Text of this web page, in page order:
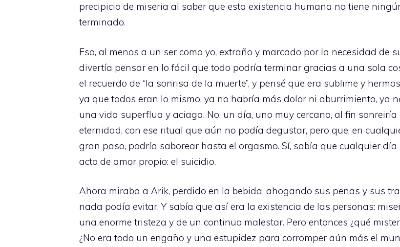
precipicio de miseria al saber que esta existencia humana no tiene
terminado.
Eso, al menos a un ser como yo, extraño y marcado por la necesidad de
divertía pensar en lo fácil que todo podría terminar gracias a una sola
el recuerdo de “la sonrisa de la muerte”, y pensé que era sublime y
ya que todos eran lo mismo, ya no habría más dolor ni aburrimiento, ya
una vida superflua y aciaga. No, un día, uno muy cercano, al fin
eternidad, con ese ritual que aún no podía degustar, pero que, en
gran paso, podría saborear hasta el orgasmo. Sí, sabía que cualquier
acto de amor propio: el suicidio.
Ahora miraba a Arik, perdido en la bebida, ahogando sus penas y sus
nada podía evitar. Y sabía que así era la existencia de las personas:
una enorme tristeza y de un continuo malestar. Pero entonces ¿qué
¿No era todo un engaño y una estupidez para corromper aún más el